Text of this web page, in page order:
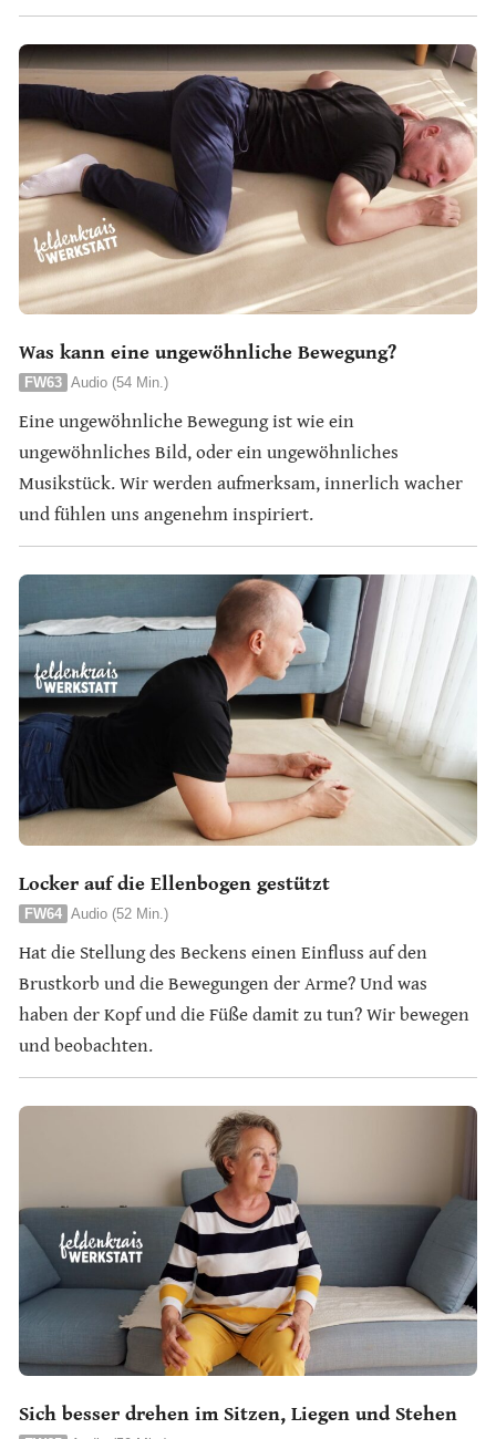
Was kann eine ungewöhnliche Bewegung?
FW63 Audio (54 Min.)
Eine ungewöhnliche Bewegung ist wie ein
ungewöhnliches Bild, oder ein ungewöhnliches
Musikstück. Wir werden aufmerksam, innerlich wacher
und fühlen uns angenehm inspiriert.
Locker auf die Ellenbogen gestützt
FW64 Audio (52 Min.)
Hat die Stellung des Beckens einen Einfluss auf den
Brustkorb und die Bewegungen der Arme? Und was
haben der Kopf und die Füße damit zu tun? Wir bewegen
und beobachten.
Sich besser drehen im Sitzen, Liegen und Stehen